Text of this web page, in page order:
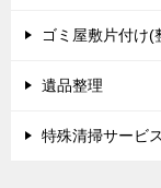
ゴミ屋敷片付け(
遺品整理
特殊清掃サービス